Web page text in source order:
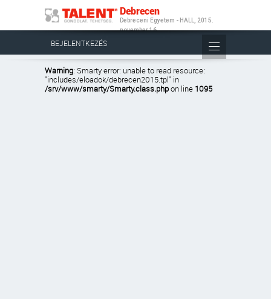
BEJELENTKEZÉS
Debrecen
Debreceni Egyetem - HALL, 2015.
november 16.
Warning: Smarty error: unable to read resource:
"includes/eloadok/debrecen2015.tpl" in
/srv/www/smarty/Smarty.class.phpon line 1095